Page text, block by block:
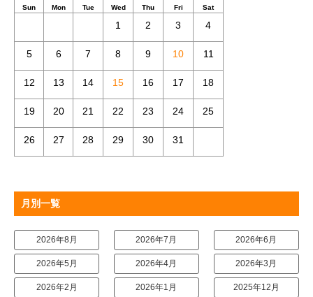
Sun Mon Tue Wed Thu Fri Sat
1 2 3 4
5 6 7 8 9 10 11
12 13 14 15 16 17 18
19 20 21 22 23 24 25
26 27 28 29 30 31
月別一覧
2026年8月 2026年7月 2026年6月
2026年5月 2026年4月 2026年3月
2026年2月 2026年1月 2025年12月